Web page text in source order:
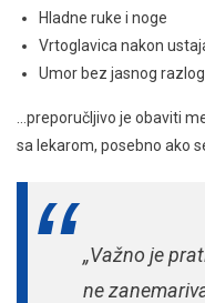
Hladne ruke i noge
Vrtoglavica nakon
Umor bez jasnog
…preporučljivo je obaviti
sa lekarom, posebno ako
„Važno je
ne